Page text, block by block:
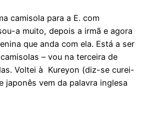
camisola para a E. com
a muito, depois a irmã e agora
que anda com ela. Está a ser
– vou na terceira de
Voltei à Kureyon (diz-se curei-
japonês vem da palavra inglesa